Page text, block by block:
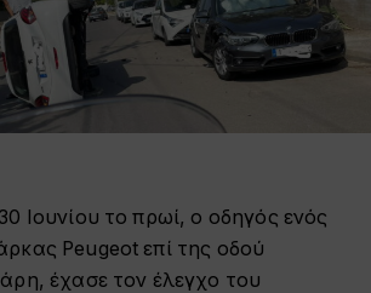
Ιουνίου το πρωί, ο οδηγός ενός
Peugeot επί της οδού
έχασε τον έλεγχο του